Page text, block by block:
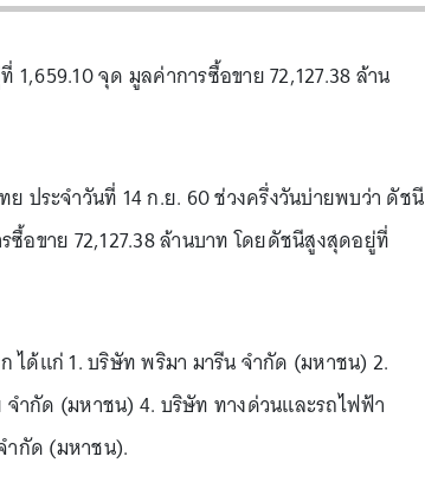
จุด มูลค่าการซื้อขาย 72,127.38 ล้าน
ประจำวันที่ 14 ก.ย. 60 ช่วงครึ่งวันบ่ายพบว่า ดัชนี
ซื้อขาย 72,127.38 ล้านบาท โดยดัชนีสูงสุดอยู่ที่
ด้แก่ 1. บริษัท พริมา มารีน จำกัด (มหาชน) 2.
ำกัด (มหาชน) 4. บริษัท ทางด่วนและรถไฟฟ้า
กัด (มหาชน).